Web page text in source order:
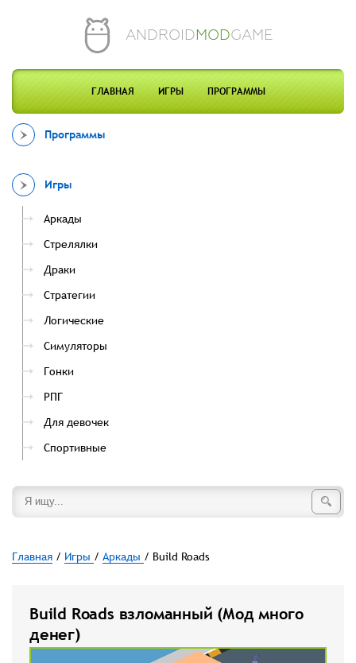
ANDROIDMODGAME
ГЛАВНАЯ ИГРЫ ПРОГРАММЫ
Программы
Игры
Аркады
Стрелялки
Драки
Стратегии
Логические
Симуляторы
Гонки
РПГ
Для девочек
Спортивные
Главная / Игры / Аркады / Build Roads
Build Roads взломанный (Мод много
денег)